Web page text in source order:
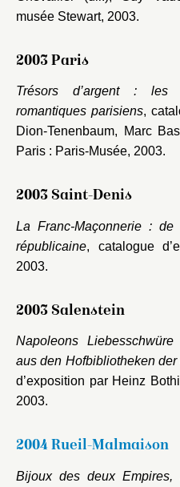
musée Stewart, 2003.
2003 Paris
Trésors d’argent : les
romantiques parisiens,
Dion-Tenenbaum, Marc
Paris : Paris-Musée, 2003.
2003 Saint-Denis
La Franc-Maçonnerie :
républicaine, catalogue
2003.
2003 Salenstein
Napoleons
aus den Hofbibliotheken
d’exposition par Heinz
2003.
2004 Rueil-Malmaison
Bijoux des deux Empires,